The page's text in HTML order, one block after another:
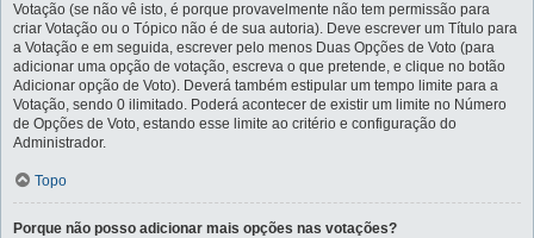
Votação (se não vê isto, é porque provavelmente não tem permissão para
criar Votação ou o Tópico não é de sua autoria). Deve escrever um Título para
a Votação e em seguida, escrever pelo menos Duas Opções de Voto (para
adicionar uma opção de votação, escreva o que pretende, e clique no botão
Adicionar opção de Voto). Deverá também estipular um tempo limite para a
Votação, sendo 0 ilimitado. Poderá acontecer de existir um limite no Número
de Opções de Voto, estando esse limite ao critério e configuração do
Administrador.
Topo
Porque não posso adicionar mais opções nas votações?